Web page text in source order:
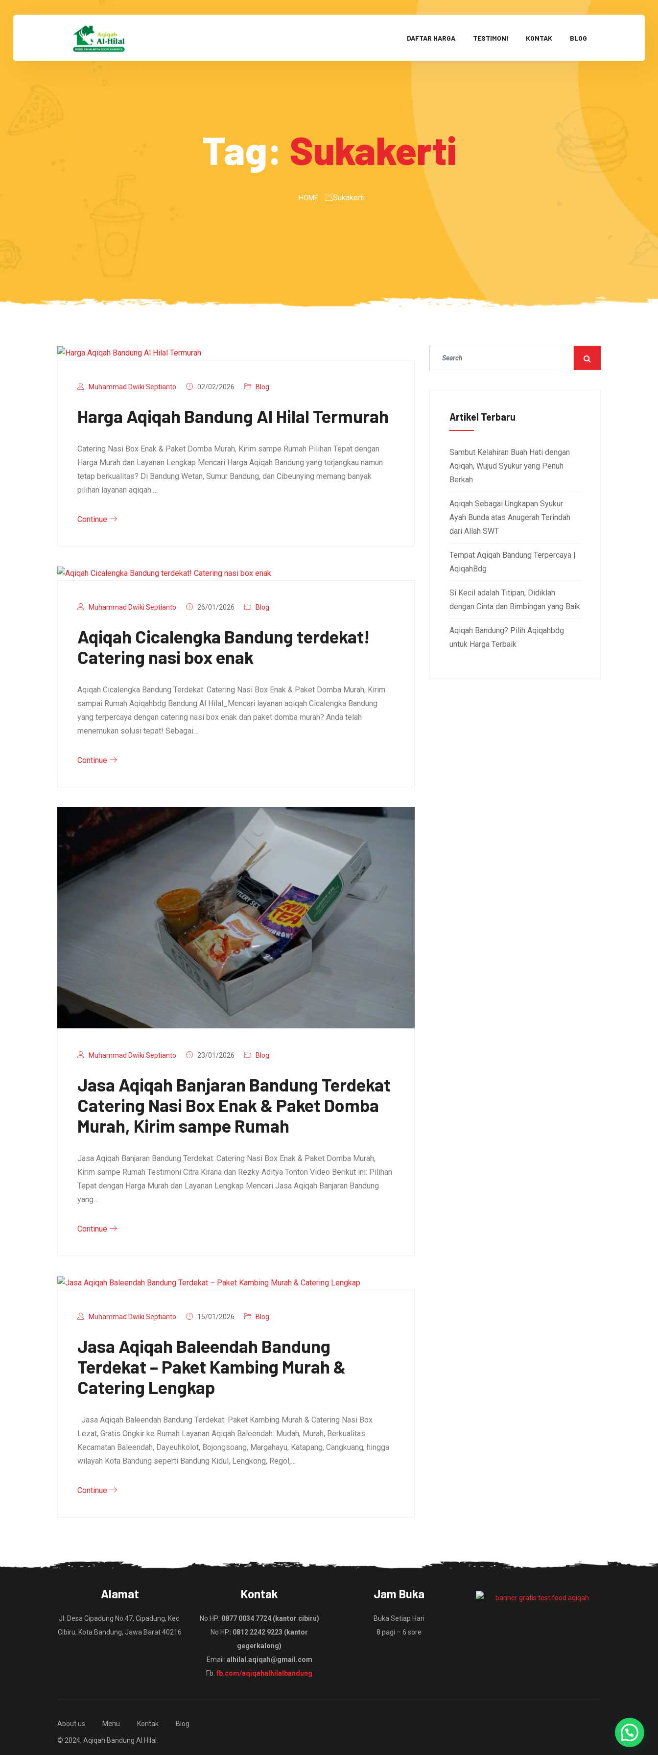
DAFTAR HARGA TESTIMONI KONTAK BLOG
Tag: Sukakerti
HOME Sukakerti
Muhammad Dwiki Septianto 02/02/2026 Blog
Harga Aqiqah Bandung Al Hilal Termurah
Catering Nasi Box Enak & Paket Domba Murah, Kirim sampe Rumah Pilihan Tepat dengan
Harga Murah dan Layanan Lengkap Mencari Harga Aqiqah Bandung yang terjangkau namun
tetap berkualitas? Di Bandung Wetan, Sumur Bandung, dan Cibeunying memang banyak
pilihan layanan aqiqah.…
Continue
Muhammad Dwiki Septianto 26/01/2026 Blog
Aqiqah Cicalengka Bandung terdekat!
Catering nasi box enak
Aqiqah Cicalengka Bandung Terdekat: Catering Nasi Box Enak & Paket Domba Murah, Kirim
sampai Rumah Aqiqahbdg Bandung Al Hilal_Mencari layanan aqiqah Cicalengka Bandung
yang terpercaya dengan catering nasi box enak dan paket domba murah? Anda telah
menemukan solusi tepat! Sebagai…
Continue
Muhammad Dwiki Septianto 23/01/2026 Blog
Jasa Aqiqah Banjaran Bandung Terdekat
Catering Nasi Box Enak & Paket Domba
Murah, Kirim sampe Rumah
Jasa Aqiqah Banjaran Bandung Terdekat: Catering Nasi Box Enak & Paket Domba Murah,
Kirim sampe Rumah Testimoni Citra Kirana dan Rezky Aditya Tonton Video Berikut ini: Pilihan
Tepat dengan Harga Murah dan Layanan Lengkap Mencari Jasa Aqiqah Banjaran Bandung
yang…
Continue
Muhammad Dwiki Septianto 15/01/2026 Blog
Jasa Aqiqah Baleendah Bandung
Terdekat – Paket Kambing Murah &
Catering Lengkap
Jasa Aqiqah Baleendah Bandung Terdekat: Paket Kambing Murah & Catering Nasi Box
Lezat, Gratis Ongkir ke Rumah Layanan Aqiqah Baleendah: Mudah, Murah, Berkualitas
Kecamatan Baleendah, Dayeuhkolot, Bojongsoang, Margahayu, Katapang, Cangkuang, hingga
wilayah Kota Bandung seperti Bandung Kidul, Lengkong, Regol,…
Continue
Artikel Terbaru
Sambut Kelahiran Buah Hati dengan
Aqiqah, Wujud Syukur yang Penuh
Berkah
Aqiqah Sebagai Ungkapan Syukur
Ayah Bunda atas Anugerah Terindah
dari Allah SWT
Tempat Aqiqah Bandung Terpercaya |
AqiqahBdg
Si Kecil adalah Titipan, Didiklah
dengan Cinta dan Bimbingan yang Baik
Aqiqah Bandung? Pilih Aqiqahbdg
untuk Harga Terbaik
Alamat
Jl. Desa Cipadung No.47, Cipadung, Kec.
Cibiru, Kota Bandung, Jawa Barat 40216
Kontak
No HP: 0877 0034 7724 (kantor cibiru)
No HP: 0812 2242 9223 (kantor
gegerkalong)
Email: alhilal.aqiqah@gmail.com
Fb: fb.com/aqiqahalhilalbandung
Jam Buka
Buka Setiap Hari
8 pagi – 6 sore
About us Menu Kontak Blog
© 2024, Aqiqah Bandung Al Hilal.